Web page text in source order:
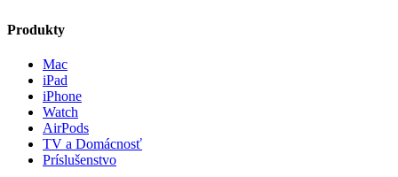
Produkty
Mac
iPad
iPhone
Watch
AirPods
TV a Domácnosť
Príslušenstvo